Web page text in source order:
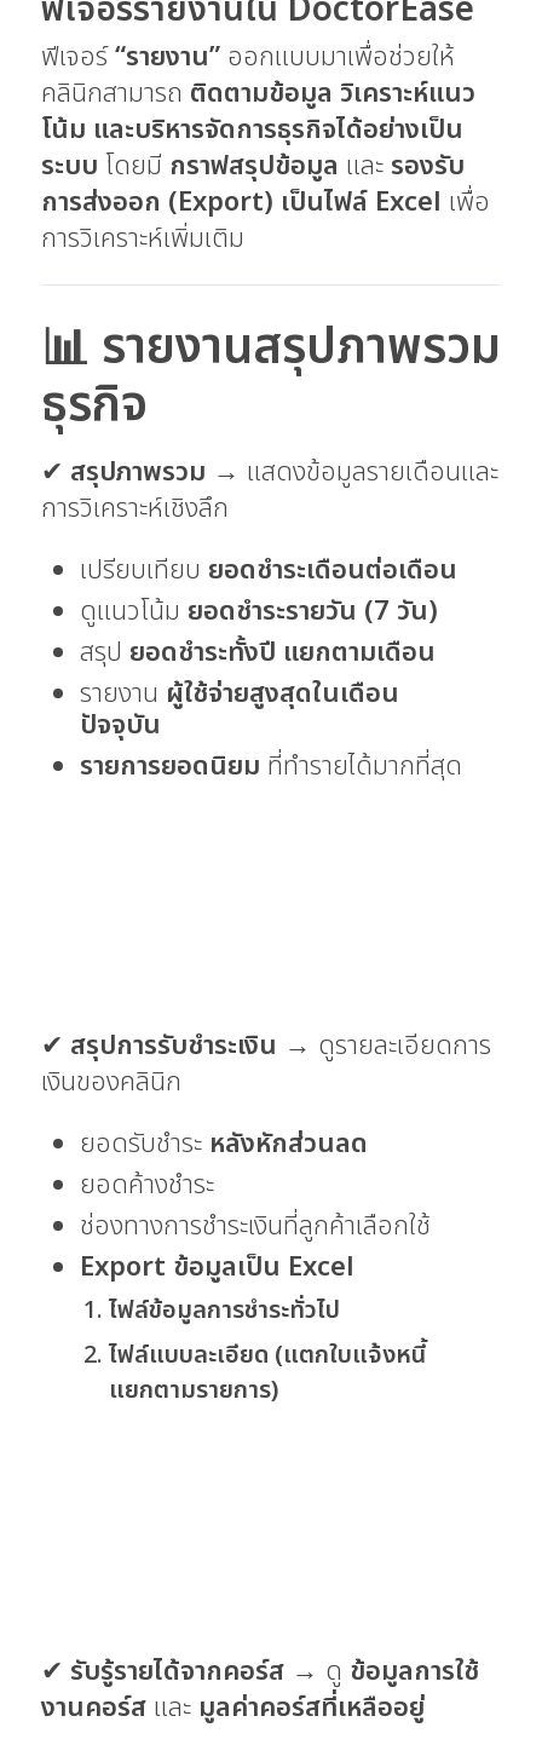
ฟีเจอร์“รายงาน” ออกแบบมาเพื่อช่วยให้
คลินิกสามารถ ติดตามข้อมูล วิเคราะห์แนว
โน้ม และบริหารจัดการธุรกิจได้อย่างเป็น
ระบบ โดยมี กราฟสรุปข้อมูล และ รองรับ
การส่งออก (Export) เป็นไฟล์ Excel เพื่อ
การวิเคราะห์เพิ่มเติม
📊 รายงานสรุปภาพรวม
ธุรกิจ
✔ สรุปภาพรวม → แสดงข้อมูลรายเดือนและ
การวิเคราะห์เชิงลึก
เปรียบเทียบ ยอดชำระเดือนต่อเดือน
ดูแนวโน้ม ยอดชำระรายวัน (7 วัน)
สรุป ยอดชำระทั้งปี แยกตามเดือน
รายงาน ผู้ใช้จ่ายสูงสุดในเดือน
ปัจจุบัน
รายการยอดนิยม ที่ทำรายได้มากที่สุด
✔ สรุปการรับชำระเงิน → ดูรายละเอียดการ
เงินของคลินิก
ยอดรับชำระ หลังหักส่วนลด
ยอดค้างชำระ
ช่องทางการชำระเงินที่ลูกค้าเลือกใช้
Export ข้อมูลเป็น Excel
ไฟล์ข้อมูลการชำระทั่วไป
ไฟล์แบบละเอียด (แตกใบแจ้งหนี้
แยกตามรายการ)
✔ รับรู้รายได้จากคอร์ส → ดู ข้อมูลการใช้
งานคอร์ส และ มูลค่าคอร์สที่เหลืออยู่